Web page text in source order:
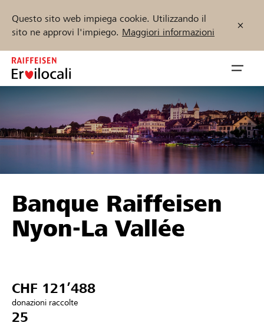
Questo sito web impiega cookie. Utilizzando il
sito ne approvi l'impiego. Maggiori informazioni
Zum
Inhalt
springen
öffnen
Sostenere
Aiuto & supporto
Trova progetti e organizzazioni
Inizia ora
Banque Raiffeisen
Nyon-La Vallée
CHF 121’488
donazioni raccolte
25